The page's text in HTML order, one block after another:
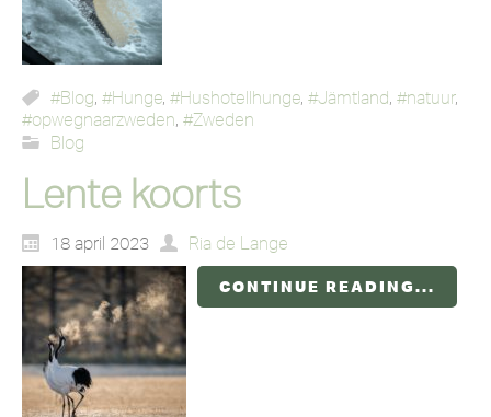
#Blog, #Hunge, #Hushotellhunge, #Jämtland, #natuur,
#opwegnaarzweden, #Zweden
Blog
Lente koorts
18 april 2023 Ria de Lange
CONTINUE READING...